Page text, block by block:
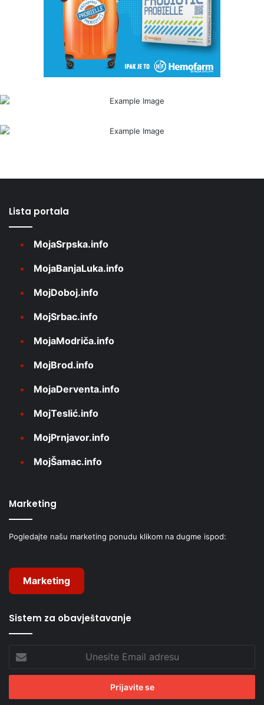
Lista portala
MojaSrpska.info
MojaBanjaLuka.info
MojDoboj.info
MojSrbac.info
MojaModriča.info
MojBrod.info
MojaDerventa.info
MojTeslić.info
MojPrnjavor.info
MojŠamac.info
Marketing
Pogledajte našu marketing ponudu klikom na dugme ispod:
Marketing
Sistem za obavještavanje
Unesite
Email
adresu